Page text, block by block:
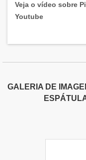
Veja o vídeo sobre
Youtube
GALERIA DE